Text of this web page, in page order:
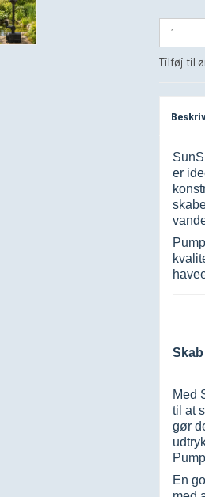
Tilføj til
er
Med
til at
gør
En